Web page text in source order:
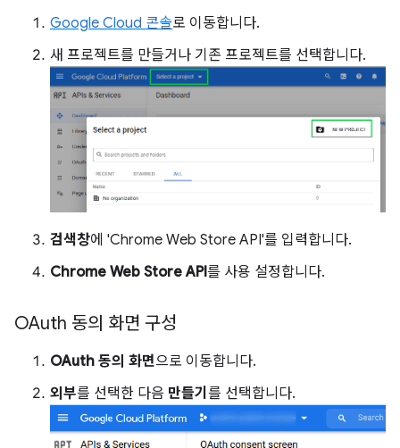
Google Cloud 콘솔로 이동합니다.
새 프로젝트를 만들거나 기존 프로젝트를 선택합니다.
검색창에 'Chrome Web Store API'를 입력합니다.
Chrome Web Store API를 사용 설정합니다.
OAuth 동의 화면 구성
OAuth 동의 화면으로 이동합니다.
외부를 선택한 다음 만들기 를 선택합니다.